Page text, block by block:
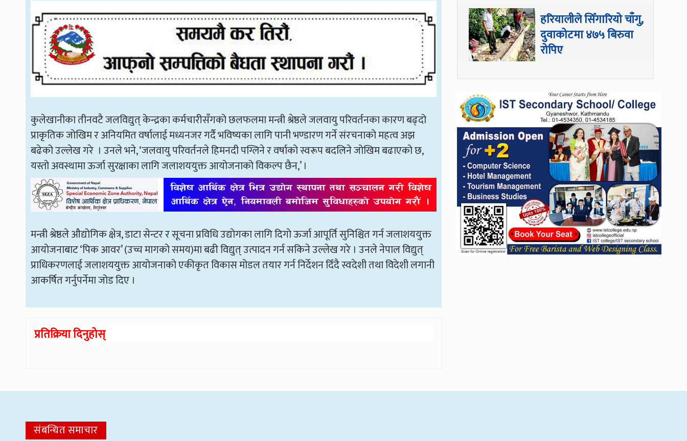
कुलेखानीका तीनवटै जलविद्युत् केन्द्रका कर्मचारीसँगको छलफलमा मन्त्री श्रेष्ठले जलवायु परिवर्तनका कारण बढ्दो
प्राकृतिक जोखिम र अनियमित वर्षालाई मध्यनजर गर्दै भविष्यका लागि पानी भण्डारण गर्ने संरचनाको महत्व अझ
बढेको उल्लेख गरे । उनले भने, ‘जलवायु परिवर्तनले हिमनदी पग्लिने र वर्षाको स्वरूप बदलिने जोखिम बढाएको छ,
यस्तो अवस्थामा ऊर्जा सुरक्षाका लागि जलाशययुक्त आयोजनाको विकल्प छैन,’ ।
मन्त्री श्रेष्ठले औद्योगिक क्षेत्र, डाटा सेन्टर र सूचना प्रविधि उद्योगका लागि दिगो ऊर्जा आपूर्ति सुनिश्चित गर्न जलाशययुक्त
आयोजनाबाट ‘पिक आवर’ (उच्च मागको समय)मा बढी विद्युत् उत्पादन गर्न सकिने उल्लेख गरे । उनले नेपाल विद्युत्
प्राधिकरणलाई जलाशययुक्त आयोजनाको एकीकृत विकास मोडल तयार गर्न निर्देशन दिँदै स्वदेशी तथा विदेशी लगानी
आकर्षित गर्नुपर्नेमा जोड दिए ।
प्रतिक्रिया दिनुहोस्
हरियालीले सिँगारियो चाँगु,
दुवाकोटमा ४७५ बिरुवा
रोपिए
संबन्धित समाचार